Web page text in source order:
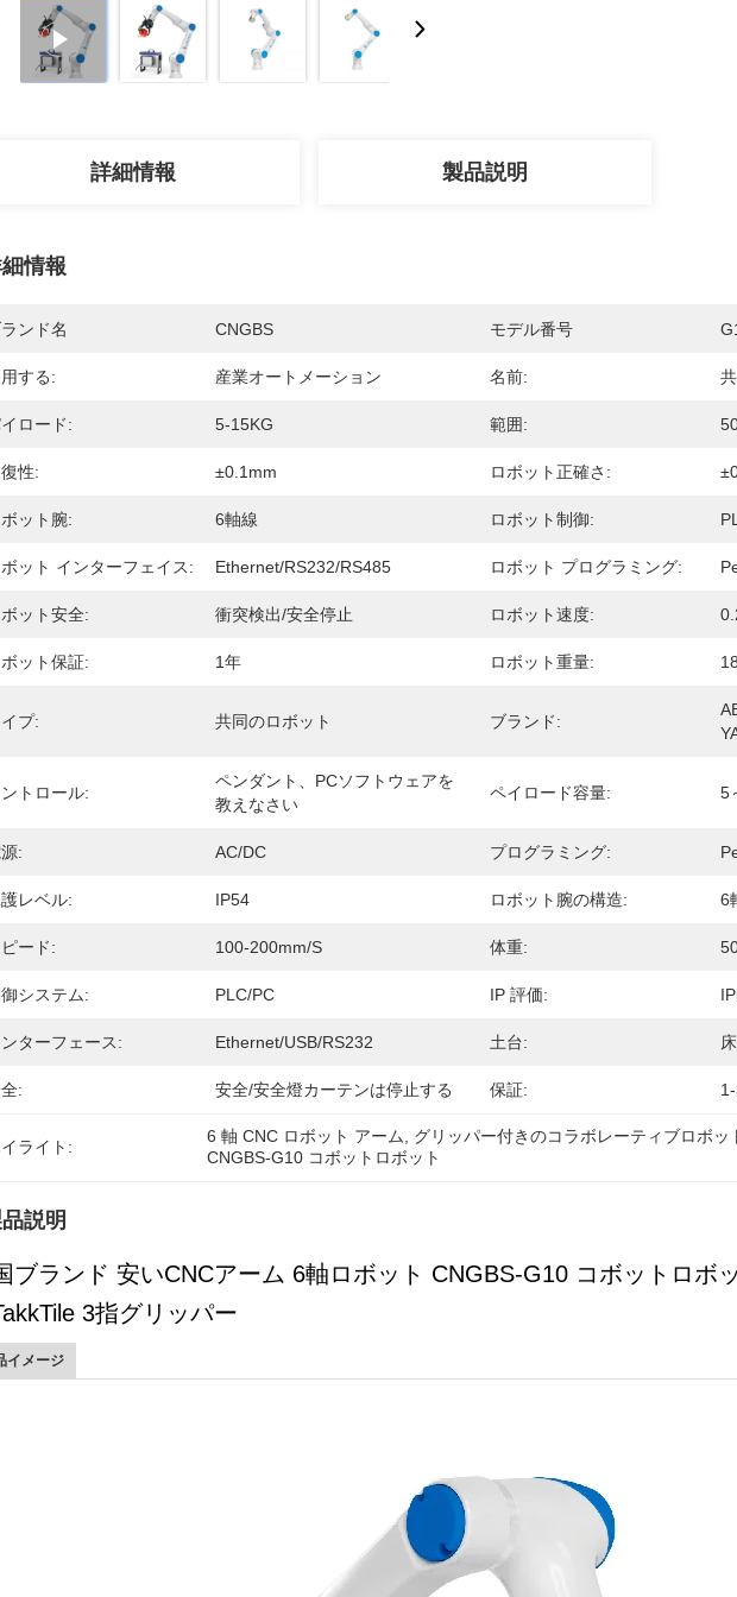
詳細情報 製品説明
情報
ンド名 CNGBS モデル番号
する: 産業オートメーション 名前:
ロード: 5-15KG 範囲:
性: ±0.1mm ロボット正確さ:
ット腕: 6軸線 ロボット制御:
ボット インターフェイス: Ethernet/RS232/RS485 ロボット プログラミング:
ボット安全: 衝突検出/安全停止 ロボット速度:
ボット保証: 1年 ロボット重量:
プ: 共同のロボット ブランド:
ントロール:
ペンダント、PCソフトウェアを
教えなさい
ペイロード容量: 5
: AC/DC プログラミング:
レベル: IP54 ロボット腕の構造: 6
ード: 100-200mm/s 体重:
システム: PLC/PC IP 評価:
ターフェース: Ethernet/USB/RS232 土台:
: 安全/安全燈カーテンは停止する 保証:
ライト:
6 軸 CNC ロボット アーム グリッパー付きのコラボレーティブロボッ
CNGBS-G10 コボットロボット
説明
ブランド 安いCNCアーム 6軸ロボット CNGBS-G10 コボットロボ
3指グリッパー
イメージ